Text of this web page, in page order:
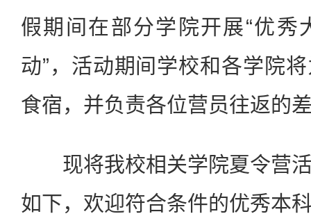
假期间在部分学院开展“优秀
动”，活动期间学校和各学院
食宿，并负责各位营员往返的
现将我校相关学院夏令营活
如下，欢迎符合条件的优秀本